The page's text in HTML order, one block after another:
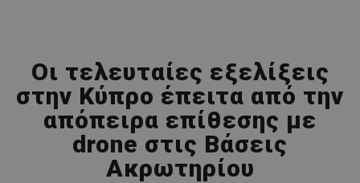
Οι τελευταίες εξελίξεις
στην Κύπρο έπειτα από την
απόπειρα επίθεσης με
drone στις Βάσεις
Ακρωτηρίου